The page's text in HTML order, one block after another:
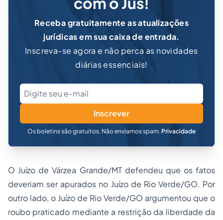
Receba gratuitamente as atualizações
jurídicas em sua caixa de entrada.
Inscreva-se agora e não perca as novidades
diárias essenciais!
Inscrever
Os boletins são gratuitos. Não enviamos spam. Privacidade
O Juízo de Várzea Grande/MT defendeu que os fatos
deveriam ser apurados no Juízo de Rio Verde/GO. Por
outro lado, o Juízo de Rio Verde/GO argumentou que o
roubo praticado mediante a restrição da liberdade da